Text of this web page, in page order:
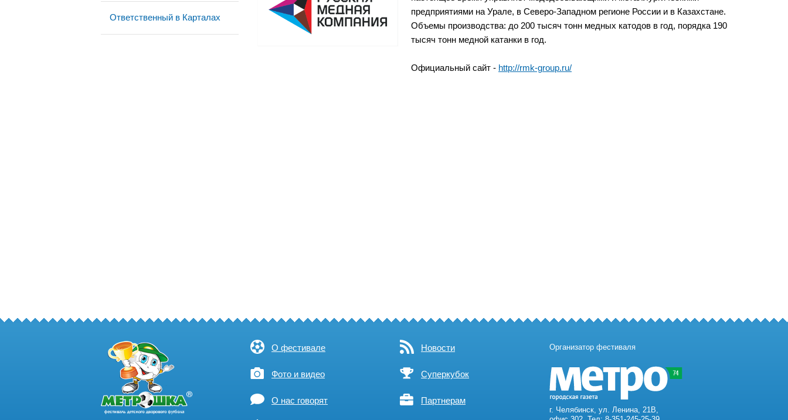
Ответственный в Карталах
предприятиями на Урале, в Северо-Западном регионе России и в Казахстане.
Объемы производства: до 200 тысяч тонн медных катодов в год, порядка 190
тысяч тонн медной катанки в год.
Официальный сайт - http://rmk-group.ru/
О фестивале Новости
Фото и видео Суперкубок
О нас говорят Партнерам
Организатор фестиваля
г. Челябинск, ул. Ленина, 21В,